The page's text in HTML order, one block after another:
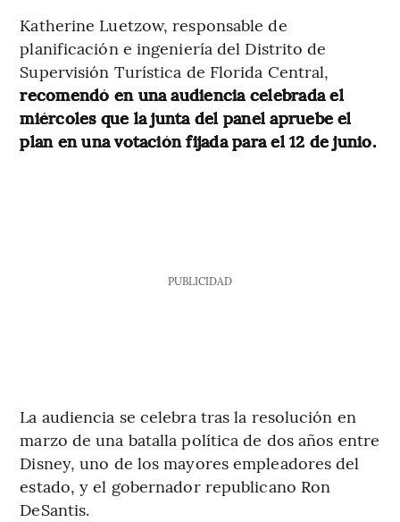
Katherine Luetzow, responsable de
planificación e ingeniería del Distrito de
Supervisión Turística de Florida Central,
recomendó en una audiencia celebrada el
miércoles que la junta del panel apruebe el
plan en una votación fijada para el 12 de junio.
PUBLICIDAD
La audiencia se celebra tras la resolución en
marzo de una batalla política de dos años entre
Disney, uno de los mayores empleadores del
estado, y el gobernador republicano Ron
DeSantis.